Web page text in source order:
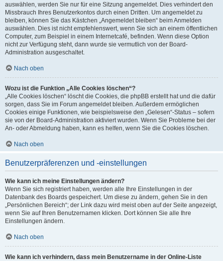
auswählen, werden Sie nur für eine Sitzung angemeldet. Dies verhindert den
Missbrauch Ihres Benutzerkontos durch einen Dritten. Um angemeldet zu
bleiben, können Sie das Kästchen „Angemeldet bleiben“ beim Anmelden
auswählen. Dies ist nicht empfehlenswert, wenn Sie sich an einem öffentlichen
Computer, zum Beispiel in einem Internetcafé, befinden. Wenn diese Option
nicht zur Verfügung steht, dann wurde sie vermutlich von der Board-
Administration ausgeschaltet.
Nach oben
Wozu ist die Funktion „Alle Cookies löschen“?
„Alle Cookies löschen“ löscht die Cookies, die phpBB erstellt hat und die dafür
sorgen, dass Sie im Forum angemeldet bleiben. Außerdem ermöglichen
Cookies einige Funktionen, wie beispielsweise den „Gelesen“-Status – sofern
sie von der Board-Administration aktiviert wurden. Wenn Sie Probleme bei der
An- oder Abmeldung haben, kann es helfen, wenn Sie die Cookies löschen.
Nach oben
Benutzerpräferenzen und -einstellungen
Wie kann ich meine Einstellungen ändern?
Wenn Sie sich registriert haben, werden alle Ihre Einstellungen in der
Datenbank des Boards gespeichert. Um diese zu ändern, gehen Sie in den
„Persönlichen Bereich“; der Link dazu wird meist oben auf der Seite angezeigt,
wenn Sie auf Ihren Benutzernamen klicken. Dort können Sie alle Ihre
Einstellungen ändern.
Nach oben
Wie kann ich verhindern, dass mein Benutzername in der Online-Liste